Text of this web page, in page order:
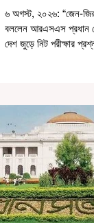
৬ অগস্ট, ২০২৬: “জেন-
বললেন আরএসএস প্রধান
দেশ জুড়ে নিট পরীক্ষার
আন্দোলনকারীরা দেশ বিরোধী
জড়িত এবং টাকা নিয়ে
ছিল মূল প্রতিপাদ্য সেই
যেই সরকারের বিরুদ্ধে
শিক্ষামন্ত্রীর পদত্যাগ
বাকি দাবিগুলিও ম